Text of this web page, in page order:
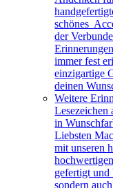
schönes
der
immer fest
einzigartige
deinen
Weitere
Lesezeichen
in
Liebsten
mit unseren
gefertigt und
sondern